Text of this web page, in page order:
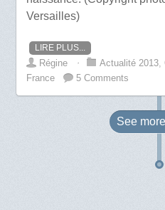
Versailles)
LIRE PLUS...
Régine ⋅ Actualité 2013,
France
5 Comments
See more